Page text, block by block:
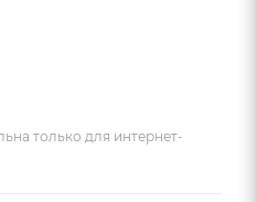
только для интернет-